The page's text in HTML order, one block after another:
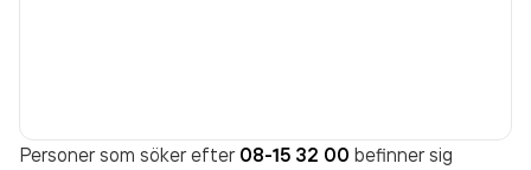
Personer som söker efter 08-15 32 00 befinner sig